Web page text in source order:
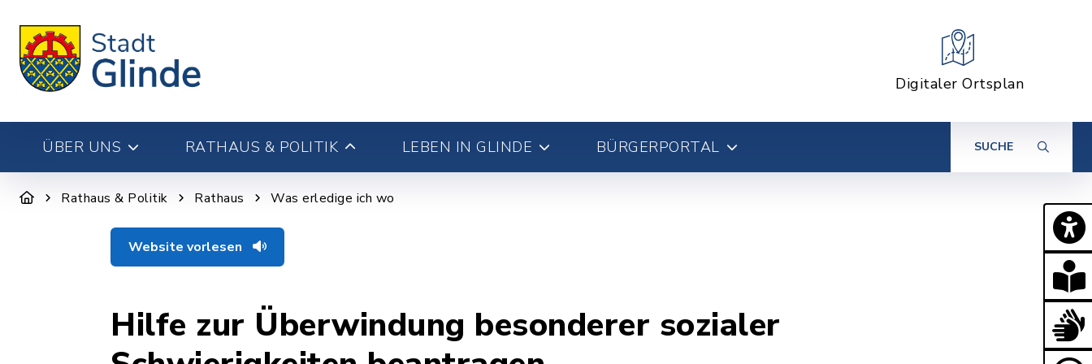
Digitaler Ortsplan
ÜBER UNS RATHAUS & POLITIK LEBEN IN GLINDE BÜRGERPORTAL SUCHE
Rathaus & Politik Rathaus Was erledige ich wo
Website vorlesen
Hilfe zur Überwindung besonderer sozialer